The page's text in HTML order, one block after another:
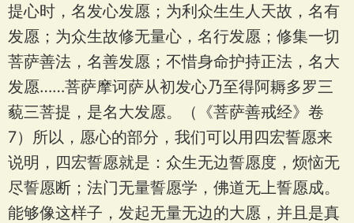
提心时，名发心发愿；为利众生生人天故，名有
发愿；为众生故修无量心，名行发愿；修集一切
菩萨善法，名善发愿；不惜身命护持正法，名大
发愿……菩萨摩诃萨从初发心乃至得阿耨多罗三
藐三菩提，是名大发愿。（《菩萨善戒经》卷
7）所以，愿心的部分，我们可以用四宏誓愿来
说明，四宏誓愿就是：众生无边誓愿度，烦恼无
尽誓愿断；法门无量誓愿学，佛道无上誓愿成。
能够像这样子，发起无量无边的大愿，并且是真